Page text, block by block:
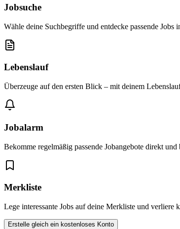
Jobsuche
Wähle deine Suchbegriffe und entdecke passende Jobs
Lebenslauf
Überzeuge auf den ersten Blick – mit deinem
Jobalarm
Bekomme regelmäßig passende Jobangebote direkt
Merkliste
Lege interessante Jobs auf deine Merkliste und verliere
Erstelle gleich ein kostenloses Konto